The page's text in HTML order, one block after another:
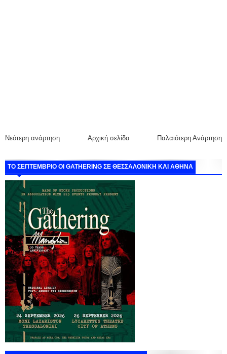
Νεότερη ανάρτηση Παλαιότερη Ανάρτηση
Αρχική σελίδα
ΤΟ ΣΕΠΤΕΜΒΡΙΟ ΟΙ GATHERING ΣΕ ΘΕΣΣΑΛΟΝΙΚΗ ΚΑΙ ΑΘΗΝΑ